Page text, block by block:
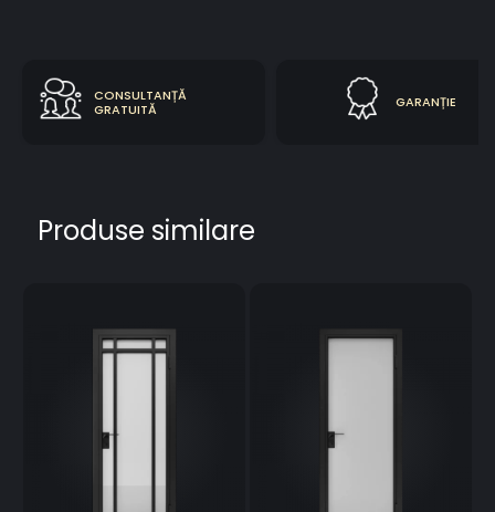
CONSULTANȚĂ
GRATUITĂ
GARANȚIE
Produse similare